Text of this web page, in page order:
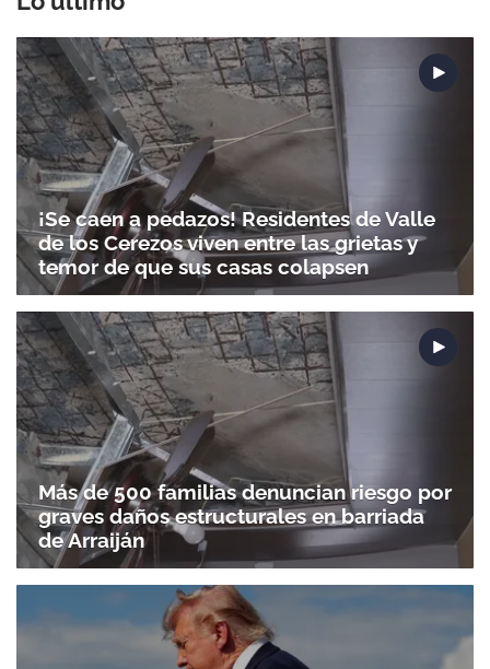
Gracias por suscribirte a nuestro boletín.
¡Se caen a pedazos! Residentes de Valle
de los Cerezos viven entre las grietas y
temor de que sus casas colapsen
Más de 500 familias denuncian riesgo por
graves daños estructurales en barriada
de Arraiján